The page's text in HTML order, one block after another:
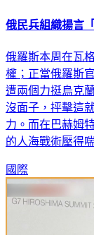
俄民兵組織揚言
俄羅斯本周在瓦
權；正當俄羅斯
遭兩個力挺烏克
沒面子，抨擊這
力。而在巴赫姆
的人海戰術壓得
國際